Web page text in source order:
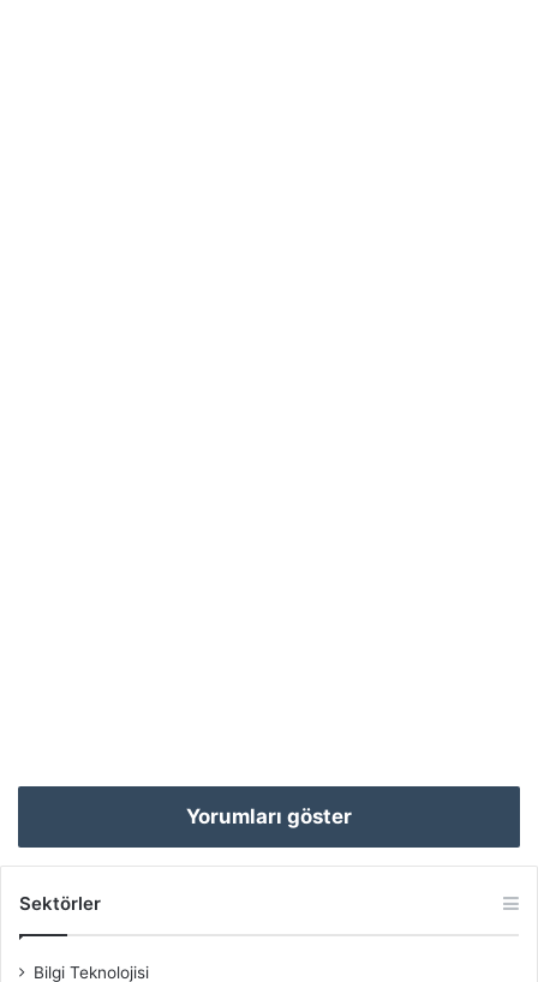
Yorumları göster
Sektörler
Bilgi Teknolojisi